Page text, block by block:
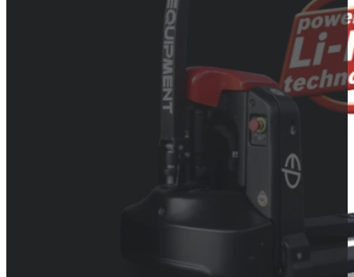
Elektrische
pallettrucks